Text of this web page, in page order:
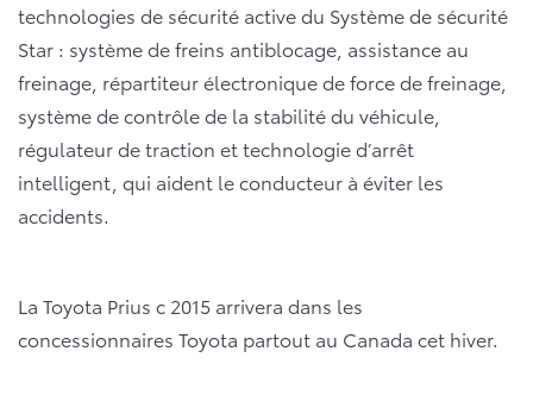
technologies de sécurité active du Système de sécurité
Star : système de freins antiblocage, assistance au
freinage, répartiteur électronique de force de freinage,
système de contrôle de la stabilité du véhicule,
régulateur de traction et technologie d’arrêt
intelligent, qui aident le conducteur à éviter les
accidents.
La Toyota Prius c 2015 arrivera dans les
concessionnaires Toyota partout au Canada cet hiver.